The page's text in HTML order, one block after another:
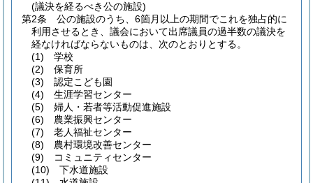
(議決を経るべき公の施設)
第2条
公の施設のうち、6箇月以上の期間でこれを独占的に
利用させるとき、議会において出席議員の過半数の議決を
経なければならないものは、次のとおりとする。
(1)
学校
(2)
保育所
(3)
認定こども園
(4)
生涯学習センター
(5)
婦人・若者等活動促進施設
(6)
農業振興センター
(7)
老人福祉センター
(8)
農村環境改善センター
(9)
コミュニティセンター
(10)
下水道施設